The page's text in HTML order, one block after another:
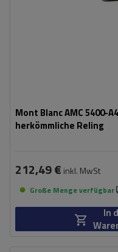
Mont Blanc AMC 5400-
herkömmliche Reling
212,49 € inkl. MwSt
Große Menge verfügbar
In